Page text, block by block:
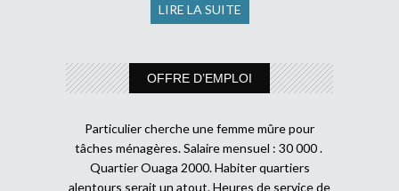
LIRE LA SUITE
OFFRE D’EMPLOI
Particulier cherche une femme mûre pour
tâches ménagères. Salaire mensuel : 30 000 .
Quartier Ouaga 2000. Habiter quartiers
alentours serait un atout. Heures de service de